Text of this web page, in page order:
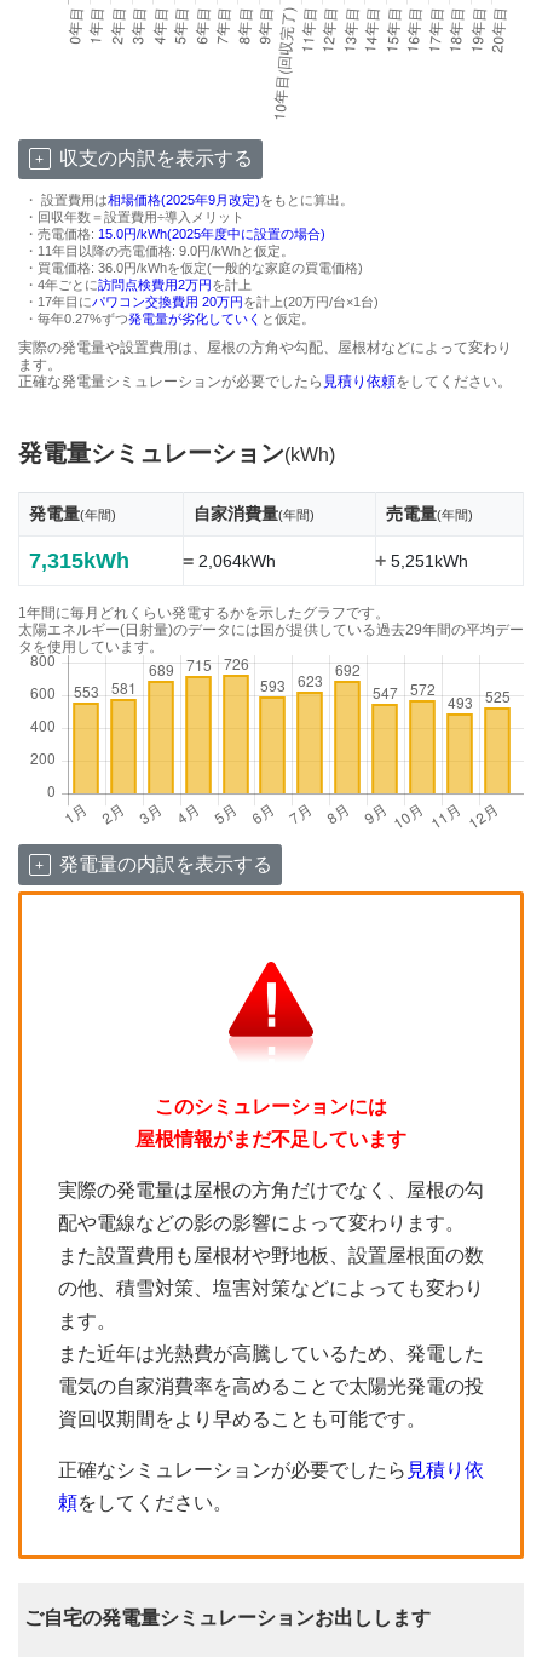
収支の内訳を表示する
・ 設置費用は相場価格(2025年9月改定)をもとに算出。
・回収年数＝設置費用÷導入メリット
・売電価格: 15.0円/kWh(2025年度中に設置の場合)
・11年目以降の売電価格: 9.0円/kWhと仮定。
・買電価格: 36.0円/kWhを仮定(一般的な家庭の買電価格)
・4年ごとに訪問点検費用2万円を計上
・17年目にパワコン交換費用 20万円を計上(20万円/台×1台)
・毎年0.27%ずつ発電量が劣化していく と仮定。
実際の発電量や設置費用は、屋根の方角や勾配、屋根材などによって変わり
ます。
正確な発電量シミュレーションが必要でしたら 見積り依頼をしてください。
発電量シミュレーション(kWh)
発電量(年間) 自家消費量(年間) 売電量(年間)
7,315kWh =2,064kWh +5,251kWh
1年間に毎月どれくらい発電するかを示したグラフです。
太陽エネルギー(日射量)のデータには国が提供している過去29年間の平均デー
タを使用しています。
発電量の内訳を表示する
このシミュレーションには
屋根情報がまだ不足しています
実際の発電量は屋根の方角だけでなく、屋根の勾
配や電線などの影の影響によって変わります。
また設置費用も屋根材や野地板、設置屋根面の数
の他、積雪対策、塩害対策などによっても変わり
ます。
また近年は光熱費が高騰しているため、発電した
電気の自家消費率を高めることで太陽光発電の投
資回収期間をより早めることも可能です。
正確なシミュレーションが必要でしたら 見積り依
頼をしてください。
ご自宅の発電量シミュレーションお出しします